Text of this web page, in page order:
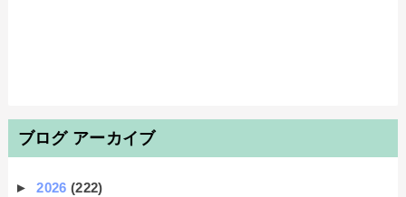
ブログ アーカイブ
►2026(222)